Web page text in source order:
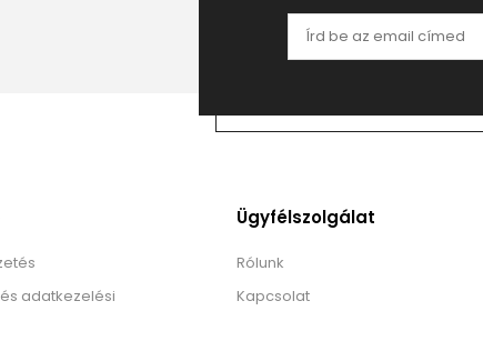
adatkezelési
Ügyfélszolgálat
Rólunk
Kapcsolat